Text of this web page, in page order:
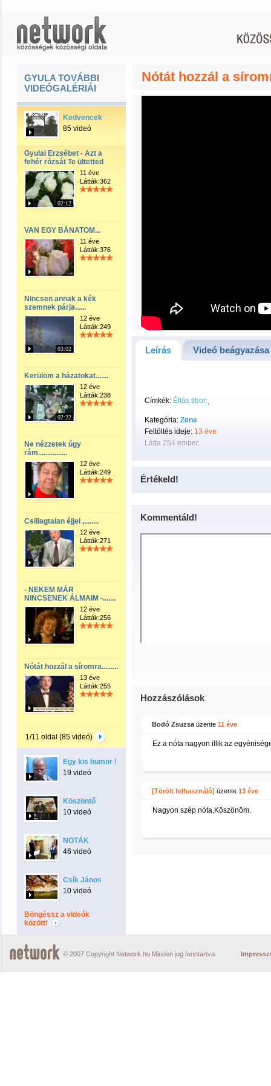
GYULA TOVÁBBI
VIDEÓGALÉRIÁI
Kedvencek
85 videó
Gyulai Erzsébet - Azt a
fehér rózsát Te ültetted
02:12
11 éve
Látták:362
VAN EGY BÁNATOM...
11 éve
Látták:376
Nincsen annak a kék
szemnek párja......
03:02
12 éve
Látták:249
Kerülöm a házatokat.......
02:22
12 éve
Látták:238
Ne nézzetek úgy
rám................
12 éve
Látták:249
Csillagtalan éjjel ,........
12 éve
Látták:271
- NEKEM MÁR
NINCSENEK ÁLMAIM -.......
12 éve
Látták:256
Nótát hozzál a síromra.........
13 éve
Látták:255
1/11 oldal (85 videó)
Egy kis humor !
19 videó
Köszöntő
10 videó
NOTÁK
46 videó
Csík János
10 videó
Böngéssz a videók
között!
Nótát hozzál a
Leírás Videó beágyazása
Címkék: Éliás tibor:
Kategória: Zene
Feltöltés ideje: 13 éve
Látta 254 ember.
Értékeld!
Kommentáld!
Hozzászólások
Bodó Zsuzsa üzente 11 éve
Ez a nóta nagyon illik az
[Törölt felhasználó] üzente 13 éve
Nagyon szép nóta.Köszönöm.
© 2007 Copyright Network.hu Minden jog fenntartva.